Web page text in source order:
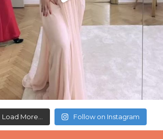
Load More... Follow on Instagram